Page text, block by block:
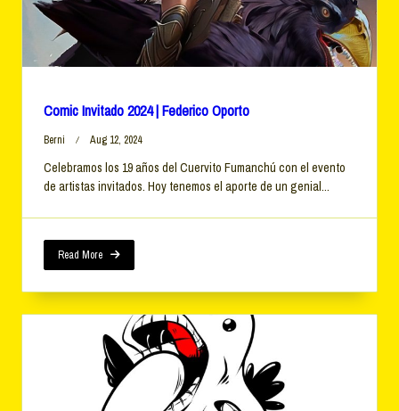
Comic Invitado 2024 | Federico Oporto
Berni Aug 12, 2024
Celebramos los 19 años del Cuervito Fumanchú con el evento
de artistas invitados. Hoy tenemos el aporte de un genial...
Read More